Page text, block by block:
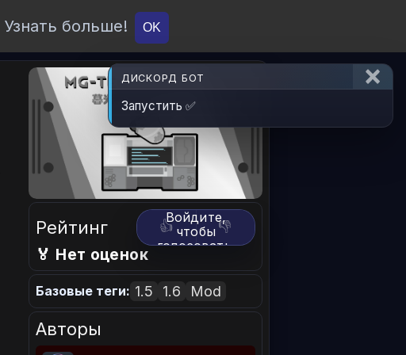
Узнать больше! OK
Рейтинг 👍 👎
Войдите,
чтобы
голосовать.
🏅 Нет оценок
Базовые теги: 1.5 1.6 Mod
Авторы
ДИСКОРД БОТ
Запустить ✅